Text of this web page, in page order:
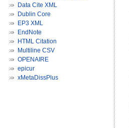
Data Cite XML
Dublin Core
EP3 XML
EndNote
HTML Citation
Multiline CSV
OPENAIRE
epicur
xMetaDissPlus